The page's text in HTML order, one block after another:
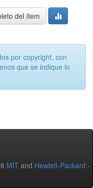
del ítem
por copyright, con
que se indique lo
MIT and Hewlett-Packard -